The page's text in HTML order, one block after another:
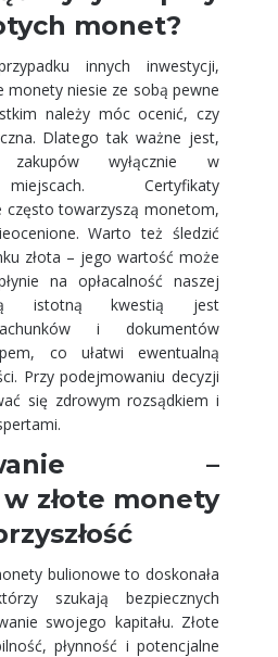
monet?
innych inwestycji,
monety niesie ze sobą pewne
należy móc ocenić, czy
Dlatego tak ważne jest,
wyłącznie w
Certyfikaty
często towarzyszą monetom,
Warto też śledzić
złota – jego wartość może
na opłacalność naszej
istotną kwestią jest
i dokumentów
co ułatwi ewentualną
Przy podejmowaniu decyzji
się zdrowym rozsądkiem i
–
złote monety
bulionowe to doskonała
szukają bezpiecznych
swojego kapitału. Złote
płynność i potencjalne